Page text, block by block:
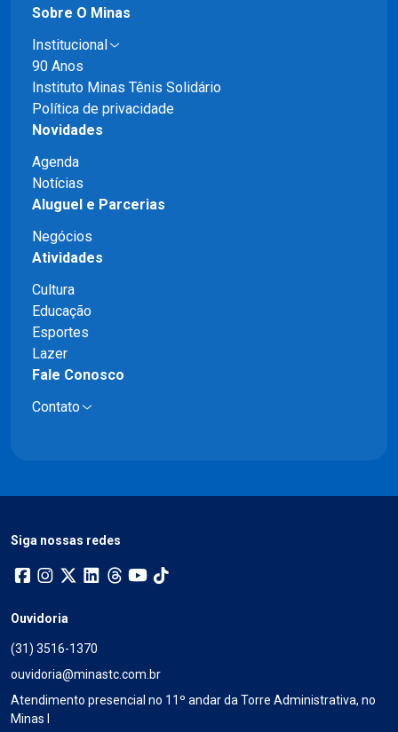
Sobre O Minas
Institucional
90 Anos
Instituto Minas Tênis Solidário
Política de privacidade
Novidades
Agenda
Notícias
Aluguel e Parcerias
Negócios
Atividades
Cultura
Educação
Esportes
Lazer
Fale Conosco
Contato
Siga nossas redes
Ouvidoria
(31) 3516-1370
ouvidoria@minastc.com.br
Atendimento presencial no 11º andar da Torre Administrativa, no
Minas I